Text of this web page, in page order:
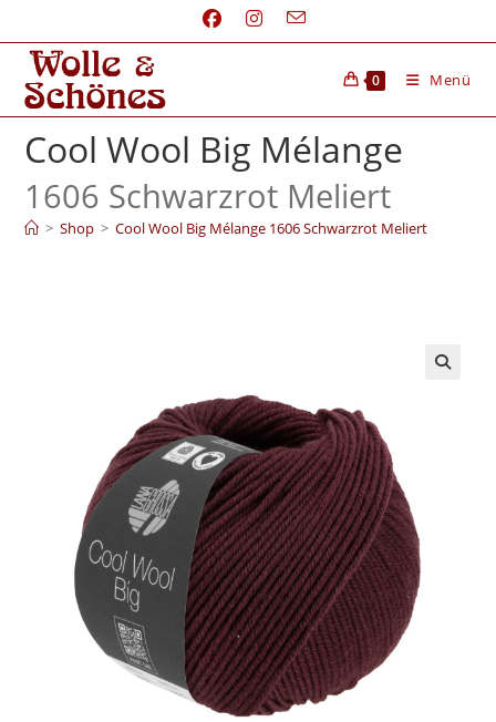
0 Menü
Cool Wool Big Mélange
1606 Schwarzrot Meliert
> Shop > Cool Wool Big Mélange 1606 Schwarzrot Meliert